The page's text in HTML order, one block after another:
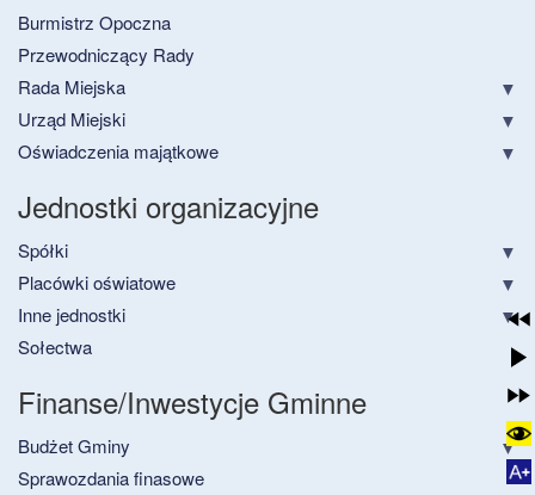
Burmistrz Opoczna
Przewodniczący Rady
Rada Miejska
Urząd Miejski
Oświadczenia majątkowe
Jednostki organizacyjne
Spółki
Placówki oświatowe
Inne jednostki
Sołectwa
Finanse/Inwestycje Gminne
Budżet Gminy
Sprawozdania finasowe